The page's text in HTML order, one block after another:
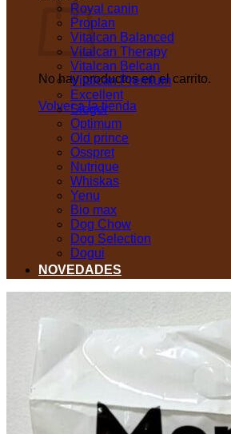
No hay productos en el carrito.
Volver a la tienda
Royal canin
Proplan
Vitalcan Balanced
Vitalcan Therapy
Vitalcan Belcan
Vitalcan Premium
Excellent
Sieger
Optimum
Old prince
Osspret
Nutrique
Whiskas
Yenu
Bio max
Dog Chow
Dog Selection
Dogui
NOVEDADES